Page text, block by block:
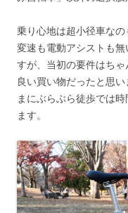
乗り心地は超小径車なの
変速も電動アシストも
すが、当初の要件はち
良い買い物だったと思
まにぶらぶら徒歩では
ます。